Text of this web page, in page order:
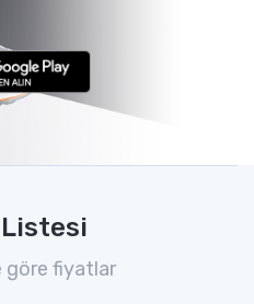
göre fiyatlar